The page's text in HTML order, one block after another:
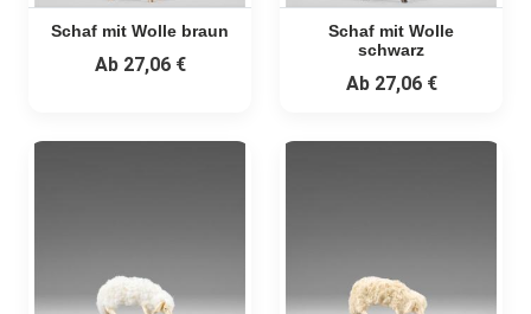
Schaf mit Wolle braun
Ab27,06 €
Schaf mit Wolle
schwarz
Ab27,06 €